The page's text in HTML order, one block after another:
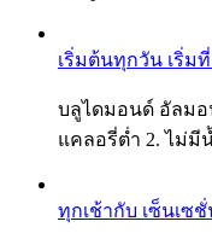
เริ่มต้นทุกวัน เริ่ม
บลูไดมอนด์ อัลมอ
แคลอรี่ต่ำ 2. ไม่มี
ทุกเช้ากับ เซ็นเซ